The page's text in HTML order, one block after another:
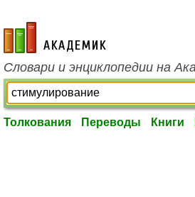
academic.ru
Словари и энциклопедии на
Толкования Переводы Книги